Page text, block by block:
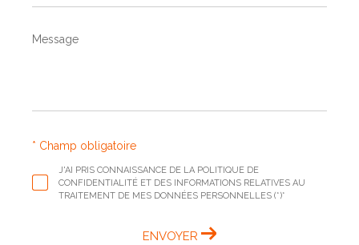
Message
J'AI PRIS CONNAISSANCE DE LA POLITIQUE DE
CONFIDENTIALITÉ ET DES INFORMATIONS RELATIVES AU
TRAITEMENT DE MES DONNÉES PERSONNELLES (*)*
* Champ obligatoire
ENVOYER